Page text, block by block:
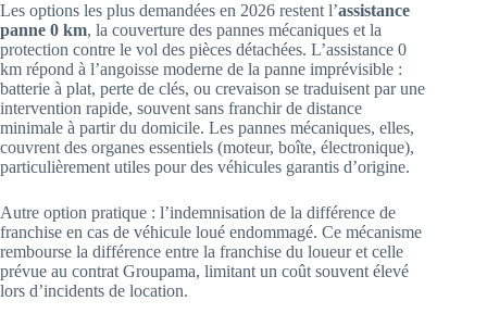
Les options les plus demandées en 2026 restent l’assistance
panne 0 km, la couverture des pannes mécaniques et la
protection contre le vol des pièces détachées. L’assistance 0
km répond à l’angoisse moderne de la panne imprévisible :
batterie à plat, perte de clés, ou crevaison se traduisent par une
intervention rapide, souvent sans franchir de distance
minimale à partir du domicile. Les pannes mécaniques, elles,
couvrent des organes essentiels (moteur, boîte, électronique),
particulièrement utiles pour des véhicules garantis d’origine.
Autre option pratique : l’indemnisation de la différence de
franchise en cas de véhicule loué endommagé. Ce mécanisme
rembourse la différence entre la franchise du loueur et celle
prévue au contrat Groupama, limitant un coût souvent élevé
lors d’incidents de location.